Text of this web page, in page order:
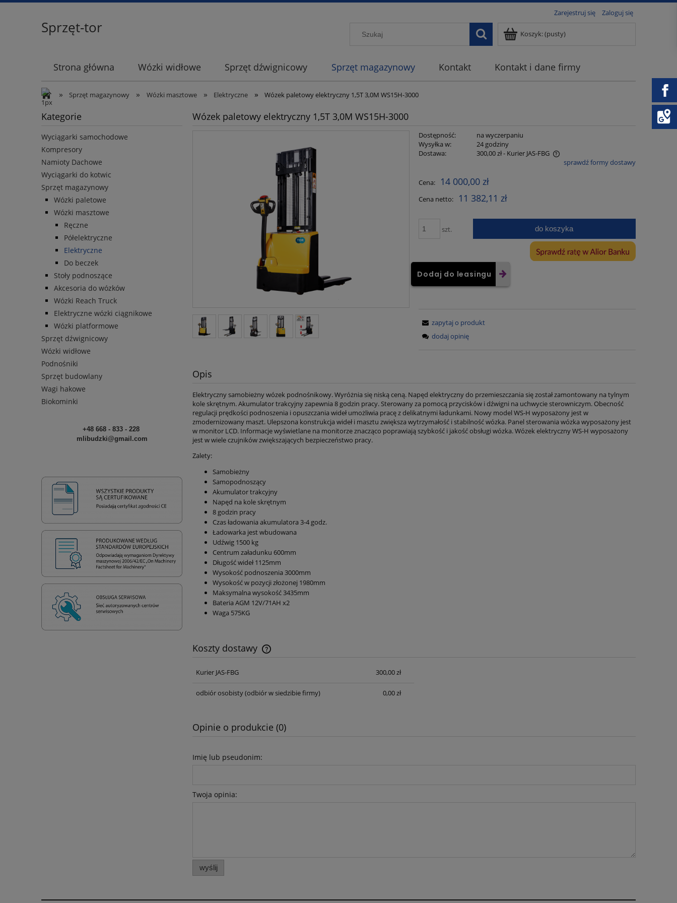
Zarejestruj się Zaloguj się
Sprzęt-tor Koszyk:(pusty)
Strona główna Wózki widłowe Sprzęt dźwignicowy Sprzęt magazynowy Kontakt Kontakt i dane firmy
» Sprzęt magazynowy » Wózki masztowe » Elektryczne » Wózek paletowy elektryczny 1,5T 3,0M WS15H-3000
Kategorie
Wyciągarki samochodowe
Kompresory
Namioty Dachowe
Wyciągarki do kotwic
Sprzęt magazynowy
Wózki paletowe
Wózki masztowe
Ręczne
Półelektryczne
Elektryczne
Do beczek
Stoły podnoszące
Akcesoria do wózków
Wózki Reach Truck
Elektryczne wózki ciągnikowe
Wózki platformowe
Sprzęt dźwignicowy
Wózki widłowe
Podnośniki
Sprzęt budowlany
Wagi hakowe
Biokominki
+48 668 - 833 - 228
mlibudzki@gmail.com
Wózek paletowy elektryczny 1,5T 3,0M WS15H-3000
Dostępność:
na wyczerpaniu
Wysyłka w:
24 godziny
Dostawa:
300,00 zł- Kurier JAS-FBG
płatności
sprawdź formy dostawy
Cena: 14 000,00 zł
Cena netto: 11 382,11 zł
szt. do koszyka
Dodaj do leasingu
zapytaj o produkt
dodaj opinię
Opis
Elektryczny samobieżny wózek podnośnikowy. Wyróżnia się niską ceną. Napęd elektryczny do przemieszczania się został zamontowany na tylnym
kole skrętnym. Akumulator trakcyjny zapewnia 8 godzin pracy. Sterowany za pomocą przycisków i dźwigni na uchwycie sterowniczym. Obecność
regulacji prędkości podnoszenia i opuszczania wideł umożliwia pracę z delikatnymi ładunkami. Nowy model WS-H wyposażony jest w
zmodernizowany maszt. Ulepszona konstrukcja wideł i masztu zwiększa wytrzymałość i stabilność wózka. Panel sterowania wózka wyposażony jest
w monitor LCD. Informacje wyświetlane na monitorze znacząco poprawiają szybkość i jakość obsługi wózka. Wózek elektryczny WS-H wyposażony
jest w wiele czujników zwiększających bezpieczeństwo pracy.
Zalety:
Samobieżny
Samopodnoszący
Akumulator trakcyjny
Napęd na kole skrętnym
8 godzin pracy
Czas ładowania akumulatora 3-4 godz.
Ładowarka jest wbudowana
Udźwig 1500 kg
Centrum załadunku 600mm
Długość wideł 1125mm
Wysokość podnoszenia 3000mm
Wysokość w pozycji złożonej 1980mm
Maksymalna wysokość 3435mm
Bateria AGM 12V/71AH x2
Waga 575KG
Koszty dostawy
Cena nie zawiera ewentualnych kosztów
Kurier JAS-FBG 300,00 zł
odbiór osobisty(odbiór w siedzibie firmy) 0,00 zł
Opinie o produkcie (0)
Imię lub pseudonim:
Twoja opinia:
wyślij